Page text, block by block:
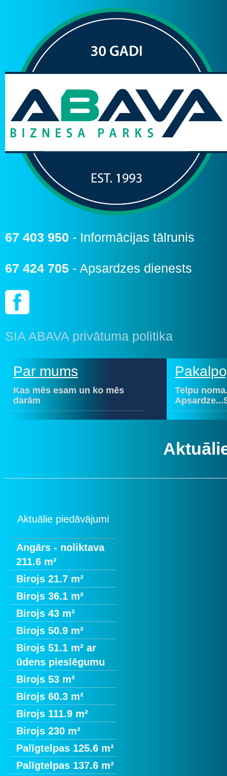
67 403 950 - Informācijas tālrunis
67 424 705 - Apsardzes dienests
SIA ABAVA privātuma politika
Par mums
Kas mēs esam un ko mēs
darām
Telpu
Aktuālie piedāvājumi
Angārs - noliktava
211.6 m²
Birojs 21.7 m²
Birojs 36.1 m²
Birojs 43 m²
Birojs 50.9 m²
Birojs 51.1 m² ar
ūdens pieslēgumu
Birojs 53 m²
Birojs 60.3 m²
Birojs 111.9 m²
Birojs 230 m²
Palīgtelpas 125.6 m²
Palīgtelpas 137.6 m²